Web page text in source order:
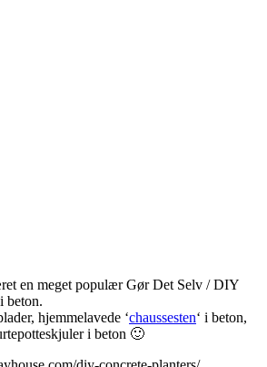
en meget populær Gør Det Selv / DIY
beton.
hjemmelavede ‘chaussesten‘ i beton,
i beton 🙂